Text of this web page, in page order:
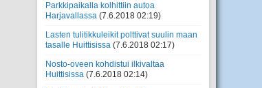
Parkkipaikalla kolhittiin autoa
Harjavallassa (7.6.2018 02:19)
Lasten tulitikkuleikit polttivat suulin maan
tasalle Huittisissa (7.6.2018 02:17)
Nosto-oveen kohdistui ilkivaltaa
Huittisissa (7.6.2018 02:14)